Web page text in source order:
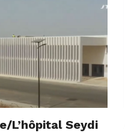
L’hôpital Seydi